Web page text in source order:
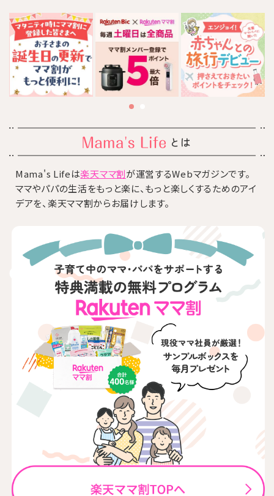
とは
Mama's Lifeは楽天ママ割が運営するWebマガジンです。
ママやパパの生活をもっと楽に、もっと楽しくするためのアイ
デアを、楽天ママ割からお届けします。